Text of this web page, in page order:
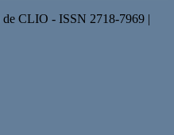
CLIO - ISSN 2718-7969 |